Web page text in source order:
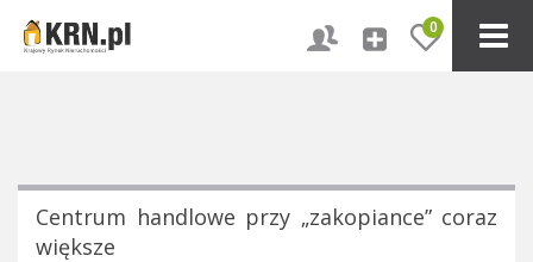
0
Centrum handlowe przy „zakopiance” coraz
większe